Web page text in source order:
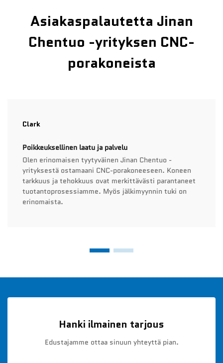
Asiakaspalautetta Jinan
Chentuo -yrityksen CNC-
porakoneista
Clark
Poikkeuksellinen laatu ja palvelu
Olen erinomaisen tyytyväinen Jinan Chentuo -
yrityksestä ostamaani CNC-porakoneeseen. Koneen
tarkkuus ja tehokkuus ovat merkittävästi parantaneet
tuotantoprosessiamme. Myös jälkimyynnin tuki on
erinomaista.
Hanki ilmainen tarjous
Edustajamme ottaa sinuun yhteyttä pian.